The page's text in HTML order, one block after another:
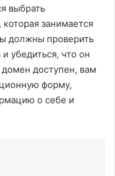
выбрать
занимается
должны проверить
убедиться, что он
доступен, вам
форму,
о себе и